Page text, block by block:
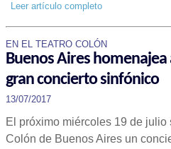
Leer artículo completo
EN EL TEATRO COLÓN
Buenos Aires
gran concierto sinfónico
13/07/2017
El próximo miércoles 19 de julio
Colón de Buenos Aires un